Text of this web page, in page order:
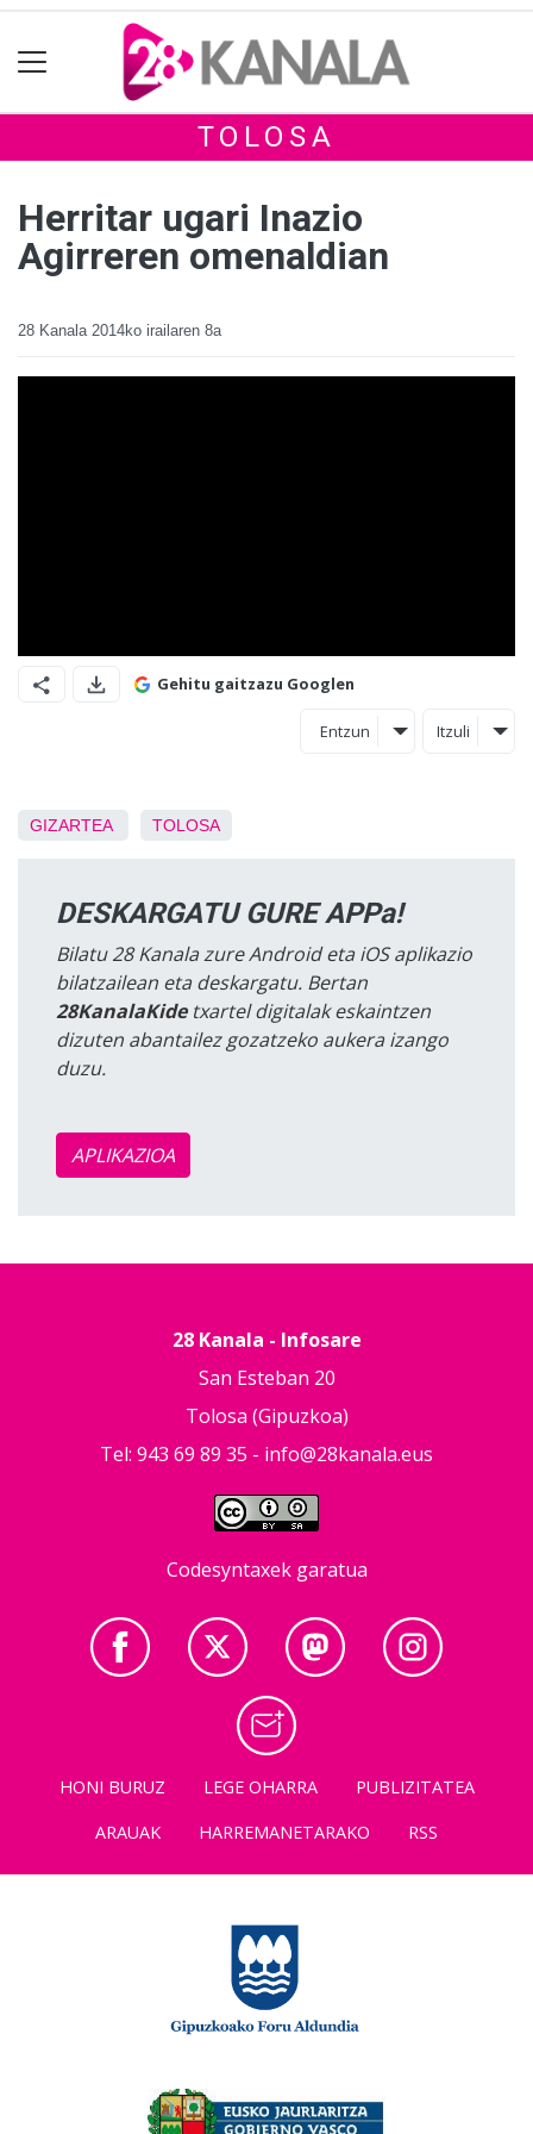
TOLOSA
Herritar ugari Inazio
Agirreren omenaldian
28 Kanala 2014ko irailaren 8a
Gehitu gaitzazu Googlen
Entzun Itzuli
GIZARTEA TOLOSA
DESKARGATU GURE APPa!
Bilatu 28 Kanala zure Android eta iOS aplikazio
bilatzailean eta deskargatu. Bertan
28KanalaKidetxartel digitalak eskaintzen
dizuten abantailez gozatzeko aukera izango
duzu.
APLIKAZIOA
28 Kanala - Infosare
San Esteban 20
Tolosa (Gipuzkoa)
Tel: 943 69 89 35 - info@28kanala.eus
Codesyntaxek garatua
HONI BURUZ LEGE OHARRA
PUBLIZITATEA
ARAUAK
HARREMANETARAKO RSS